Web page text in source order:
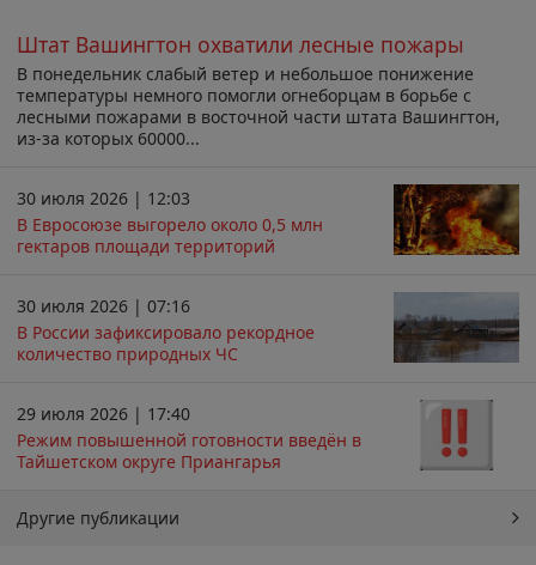
Штат Вашингтон охватили лесные пожары
В понедельник слабый ветер и небольшое понижение
температуры немного помогли огнеборцам в борьбе с
лесными пожарами в восточной части штата Вашингтон,
из-за которых 60000...
30 июля 2026 | 12:03
В Евросоюзе выгорело около 0,5 млн
гектаров площади территорий
30 июля 2026 | 07:16
В России зафиксировало рекордное
количество природных ЧС
29 июля 2026 | 17:40
Режим повышенной готовности введён в
Тайшетском округе Приангарья
Другие публикации